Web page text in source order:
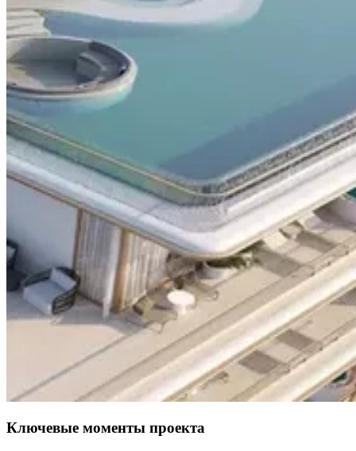
Ключевые моменты проекта